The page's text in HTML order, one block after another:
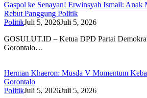
Gaspol ke Senayan! Erwinsyah Ismail: Anak
Rebut Panggung Politik
PolitikJuli 5, 2026Juli 5, 2026
GOSULUT.ID – Ketua DPD Partai
Gorontalo…
Herman Khaeron: Musda V Momentum
Gorontalo
PolitikJuli 5, 2026Juli 5, 2026